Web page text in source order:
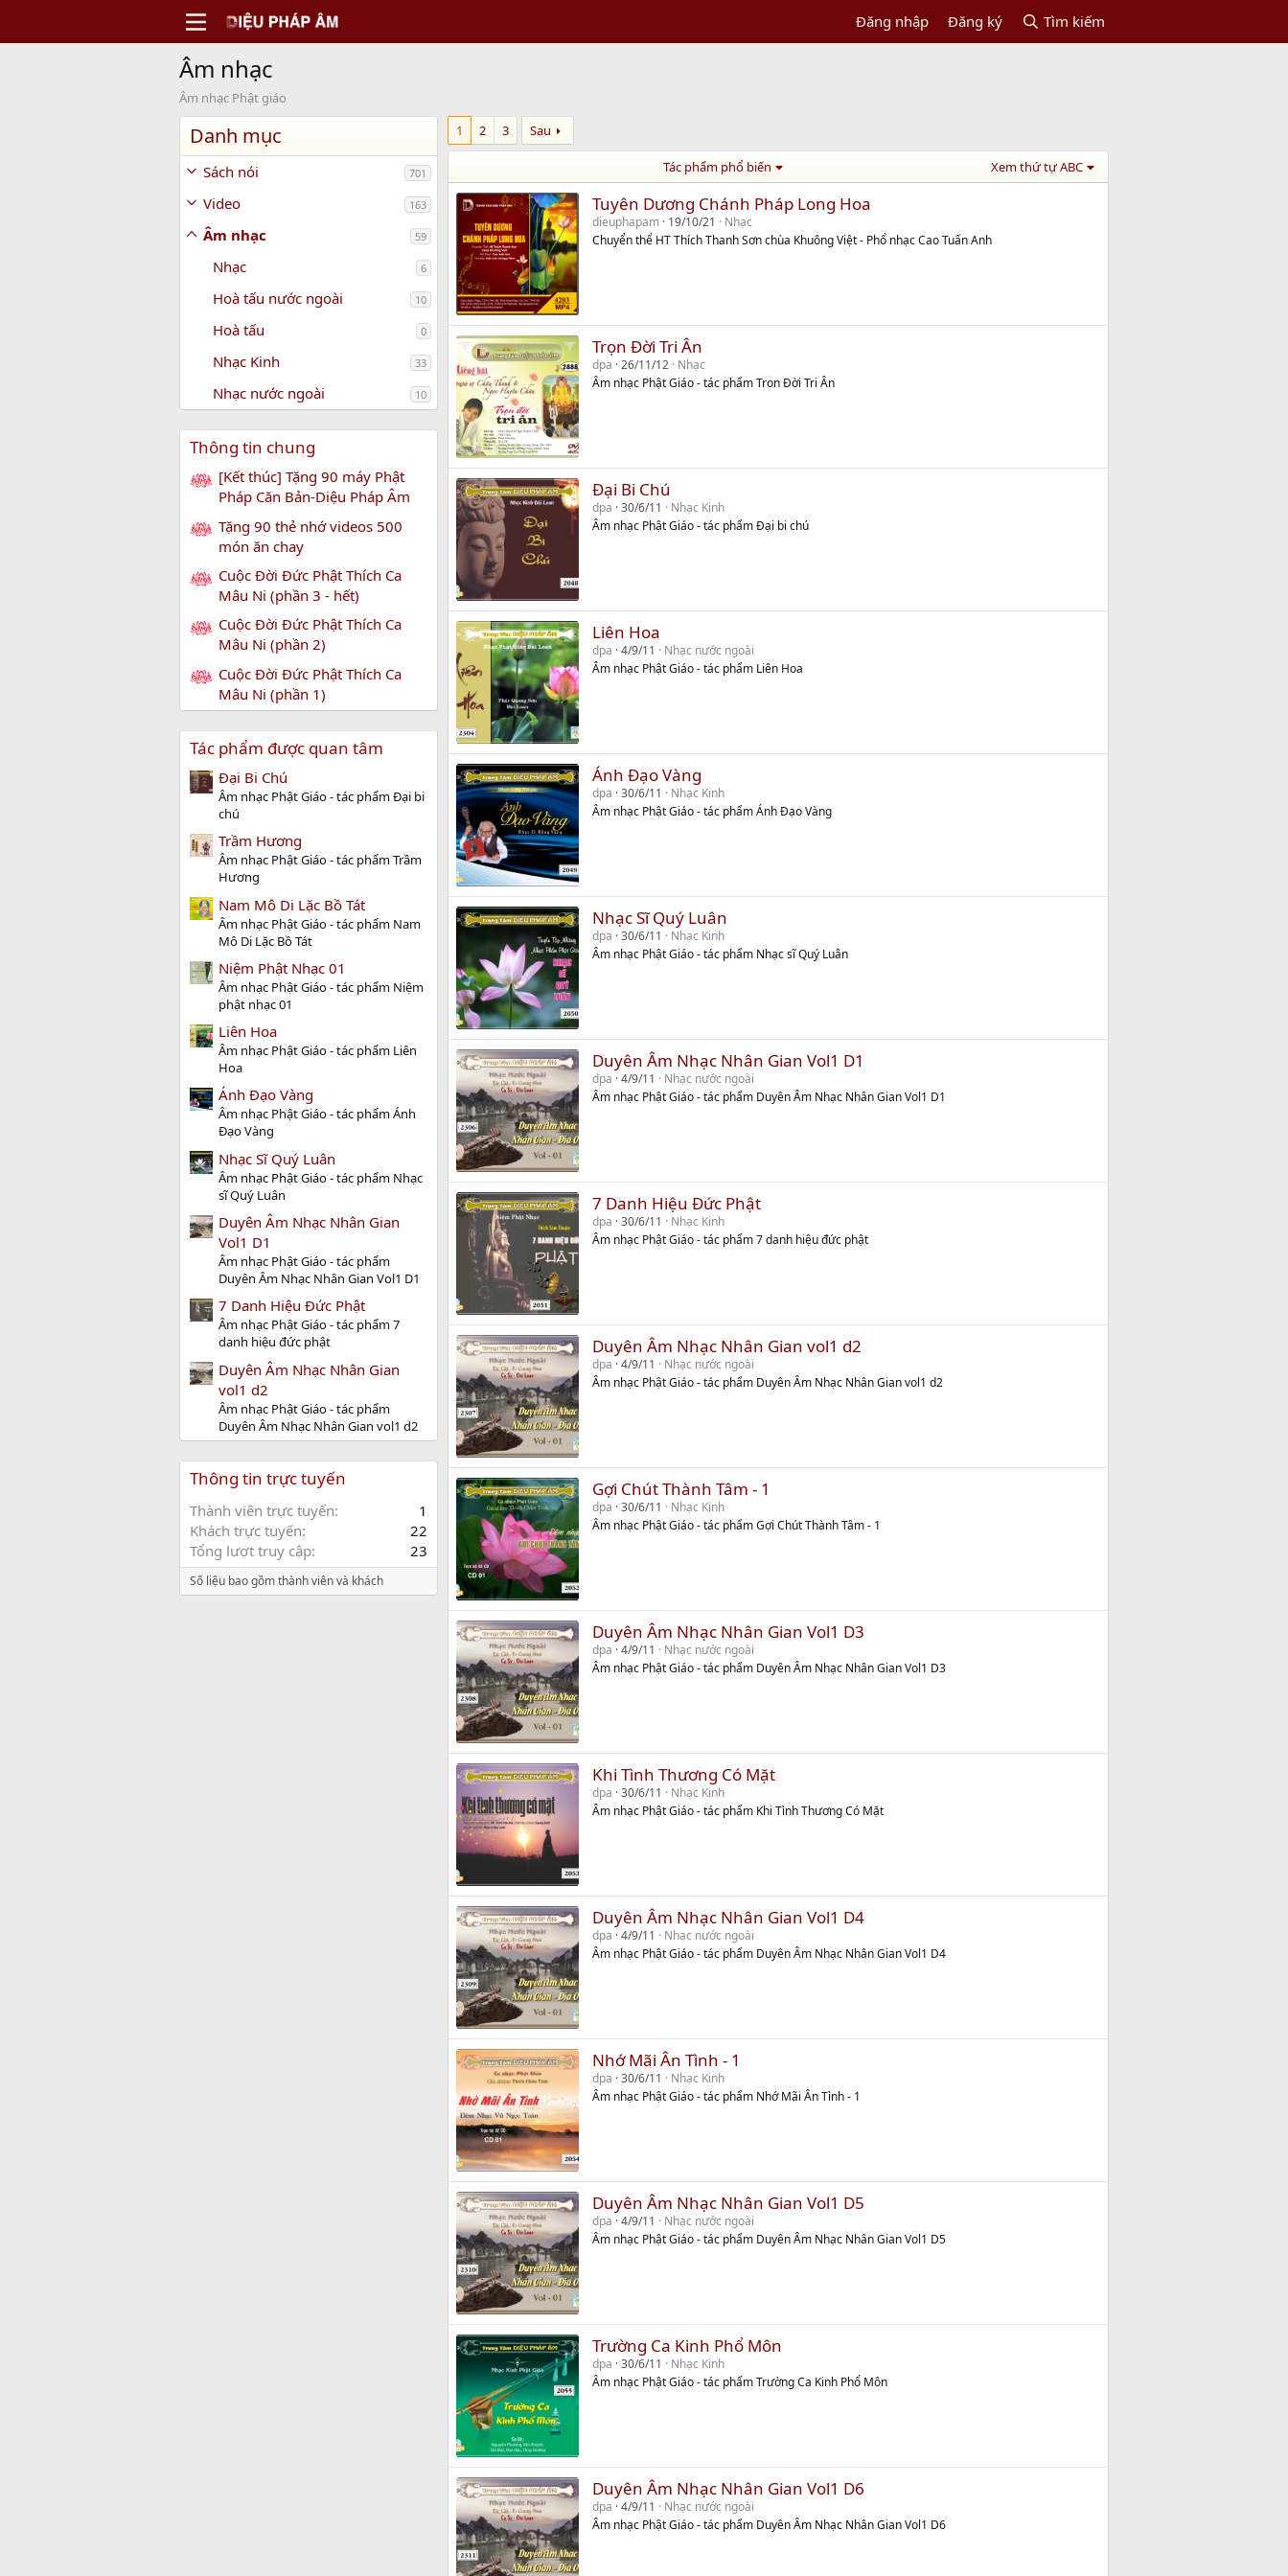
Đăng nhập Đăng ký Tìm kiếm
Âm nhạc
Âm nhạc Phật giáo
Danh mục
Sách nói 701
Video 163
Âm nhạc 59
Nhạc 6
Hoà tấu nước ngoài 10
Hoà tấu 0
Nhạc Kinh 33
Nhạc nước ngoài 10
Thông tin chung
[Kết thúc] Tặng 90 máy Phật
Pháp Căn Bản-Diệu Pháp Âm
Tặng 90 thẻ nhớ videos 500
món ăn chay
Cuộc Đời Đức Phật Thích Ca
Mâu Ni (phần 3 - hết)
Cuộc Đời Đức Phật Thích Ca
Mâu Ni (phần 2)
Cuộc Đời Đức Phật Thích Ca
Mâu Ni (phần 1)
Tác phẩm được quan tâm
Đại Bi Chú
Âm nhạc Phật Giáo - tác phẩm Đại bi
chú
Trầm Hương
Âm nhạc Phật Giáo - tác phẩm Trầm
Hương
Nam Mô Di Lặc Bồ Tát
Âm nhạc Phật Giáo - tác phẩm Nam
Mô Di Lặc Bồ Tát
Niệm Phật Nhạc 01
Âm nhạc Phật Giáo - tác phẩm Niệm
phật nhạc 01
Liên Hoa
Âm nhạc Phật Giáo - tác phẩm Liên
Hoa
Ánh Đạo Vàng
Âm nhạc Phật Giáo - tác phẩm Ánh
Đạo Vàng
Nhạc Sĩ Quý Luân
Âm nhạc Phật Giáo - tác phẩm Nhạc
sĩ Quý Luân
Duyên Âm Nhạc Nhân Gian
Vol1 D1
Âm nhạc Phật Giáo - tác phẩm
Duyên Âm Nhạc Nhân Gian Vol1 D1
7 Danh Hiệu Đức Phật
Âm nhạc Phật Giáo - tác phẩm 7
danh hiệu đức phật
Duyên Âm Nhạc Nhân Gian
vol1 d2
Âm nhạc Phật Giáo - tác phẩm
Duyên Âm Nhạc Nhân Gian vol1 d2
Thông tin trực tuyến
Thành viên trực tuyến
1
Khách trực tuyến
22
Tổng lượt truy cập
23
Số liệu bao gồm thành viên và khách
1 2 3 Sau
Tác phẩm phổ biến Xem thứ tự ABC
Tuyên Dương Chánh Pháp Long Hoa
dieuphapam 19/10/21
Nhạc
Chuyển thể HT Thích Thanh Sơn chùa Khuông Việt - Phổ nhạc Cao Tuấn Anh
Trọn Đời Tri Ân
dpa 26/11/12 Nhạc
Âm nhạc Phật Giáo - tác phẩm Tron Đời Tri Ân
Đại Bi Chú
dpa 30/6/11
Nhạc Kinh
Âm nhạc Phật Giáo - tác phẩm Đại bi chú
Liên Hoa
dpa 4/9/11
Nhạc nước ngoài
Âm nhạc Phật Giáo - tác phẩm Liên Hoa
Ánh Đạo Vàng
dpa 30/6/11
Nhạc Kinh
Âm nhạc Phật Giáo - tác phẩm Ánh Đạo Vàng
Nhạc Sĩ Quý Luân
dpa 30/6/11
Nhạc Kinh
Âm nhạc Phật Giáo - tác phẩm Nhạc sĩ Quý Luân
Duyên Âm Nhạc Nhân Gian Vol1 D1
dpa 4/9/11
Nhạc nước ngoài
Âm nhạc Phật Giáo - tác phẩm Duyên Âm Nhạc Nhân Gian Vol1 D1
7 Danh Hiệu Đức Phật
dpa 30/6/11
Nhạc Kinh
Âm nhạc Phật Giáo - tác phẩm 7 danh hiệu đức phật
Duyên Âm Nhạc Nhân Gian vol1 d2
dpa 4/9/11
Nhạc nước ngoài
Âm nhạc Phật Giáo - tác phẩm Duyên Âm Nhạc Nhân Gian vol1 d2
Gợi Chút Thành Tâm - 1
dpa 30/6/11
Nhạc Kinh
Âm nhạc Phật Giáo - tác phẩm Gợi Chút Thành Tâm - 1
Duyên Âm Nhạc Nhân Gian Vol1 D3
dpa 4/9/11
Nhạc nước ngoài
Âm nhạc Phật Giáo - tác phẩm Duyên Âm Nhạc Nhân Gian Vol1 D3
Khi Tình Thương Có Mặt
dpa 30/6/11
Nhạc Kinh
Âm nhạc Phật Giáo - tác phẩm Khi Tình Thương Có Mặt
Duyên Âm Nhạc Nhân Gian Vol1 D4
dpa 4/9/11
Nhạc nước ngoài
Âm nhạc Phật Giáo - tác phẩm Duyên Âm Nhạc Nhân Gian Vol1 D4
Nhớ Mãi Ân Tình - 1
dpa 30/6/11
Nhạc Kinh
Âm nhạc Phật Giáo - tác phẩm Nhớ Mãi Ân Tình - 1
Duyên Âm Nhạc Nhân Gian Vol1 D5
dpa 4/9/11
Nhạc nước ngoài
Âm nhạc Phật Giáo - tác phẩm Duyên Âm Nhạc Nhân Gian Vol1 D5
Trường Ca Kinh Phổ Môn
dpa 30/6/11
Nhạc Kinh
Âm nhạc Phật Giáo - tác phẩm Trường Ca Kinh Phổ Môn
Duyên Âm Nhạc Nhân Gian Vol1 D6
dpa 4/9/11
Nhạc nước ngoài
Âm nhạc Phật Giáo - tác phẩm Duyên Âm Nhạc Nhân Gian Vol1 D6